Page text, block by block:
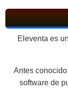
Eleventa es
Antes
software de